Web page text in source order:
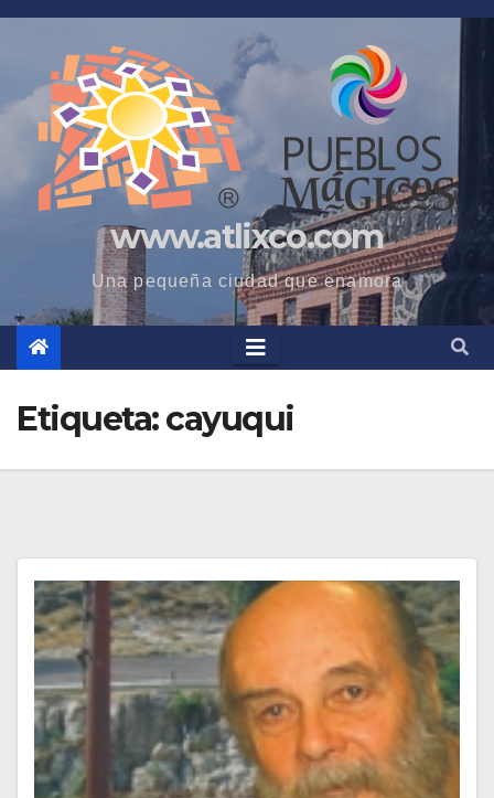
Saltar
contenido
www.atlixco.com
Una pequeña ciudad que enamora
Etiqueta:cayuqui